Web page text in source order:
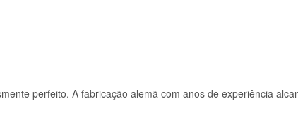
perfeito. A fabricação alemã com anos de experiência